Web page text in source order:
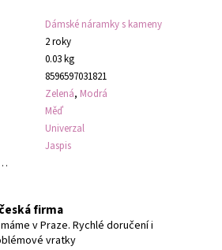
Dámské náramky s kameny
2 roky
0.03 kg
8596597031821
Zelená, Modrá
Měď
Univerzal
Jaspis
firma
v Praze. Rychlé doručení i
vratky